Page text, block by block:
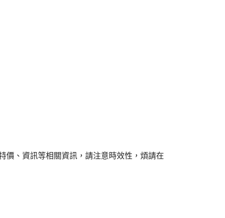
價、資訊等相關資訊，請注意時效性，煩請在